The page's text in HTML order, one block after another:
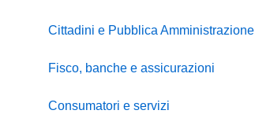
Cittadini e Pubblica Amministrazione
Fisco, banche e assicurazioni
Consumatori e servizi